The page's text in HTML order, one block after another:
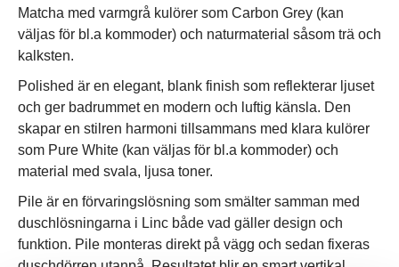
Matcha med varmgrå kulörer som Carbon Grey (kan
väljas för bl.a kommoder) och naturmaterial såsom trä och
kalksten.
Polished är en elegant, blank finish som reflekterar ljuset
och ger badrummet en modern och luftig känsla. Den
skapar en stilren harmoni tillsammans med klara kulörer
som Pure White (kan väljas för bl.a kommoder) och
material med svala, ljusa toner.
Pile är en förvaringslösning som smälter samman med
duschlösningarna i Linc både vad gäller design och
funktion. Pile monteras direkt på vägg och sedan fixeras